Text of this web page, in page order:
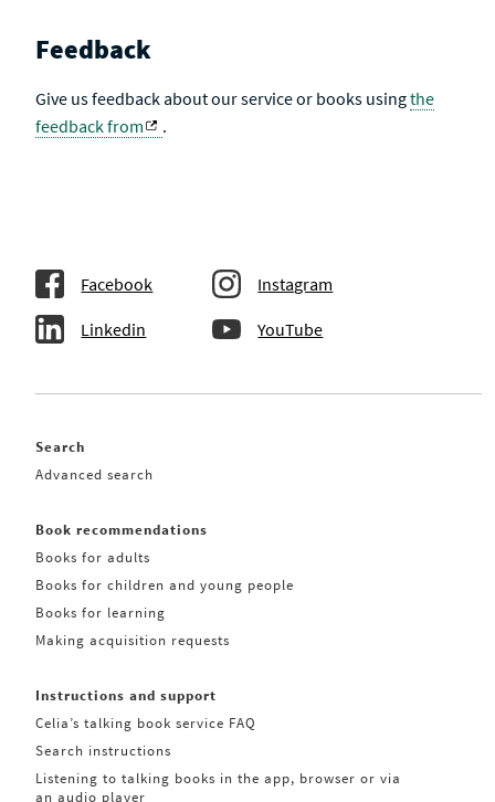
Feedback
Give us feedback about our service or books usingthe
feedback from
.
Facebook Instagram
Linkedin YouTube
Search
Advanced search
Book recommendations
Books for adults
Books for children and young people
Books for learning
Making acquisition requests
Instructions and support
Celia’s talking book service FAQ
Search instructions
Listening to talking books in the app, browser or via
an audio player